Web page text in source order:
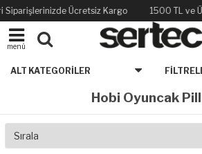
Siparişlerinizde Ücretsiz Kargo 1500 TL ve
menü
ALT KATEGORILER
Hobi Oyuncak